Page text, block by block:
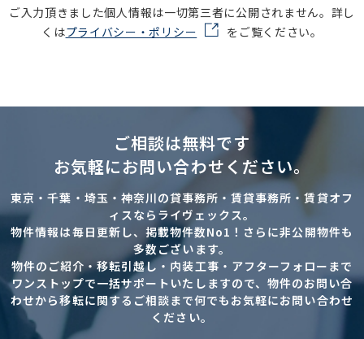
ご入力頂きました個人情報は一切第三者に公開されません。詳し
くはプライバシー・ポリシー をご覧ください。
ご相談は無料です
お気軽にお問い合わせください。
東京・千葉・埼玉・神奈川の貸事務所・賃貸事務所・賃貸オフ
ィスならライヴェックス。
物件情報は毎日更新し、掲載物件数No1！さらに非公開物件も
多数ございます。
物件のご紹介・移転引越し・内装工事・アフターフォローまで
ワンストップで一括サポートいたしますので、物件のお問い合
わせから移転に関するご相談まで何でもお気軽にお問い合わせ
ください。